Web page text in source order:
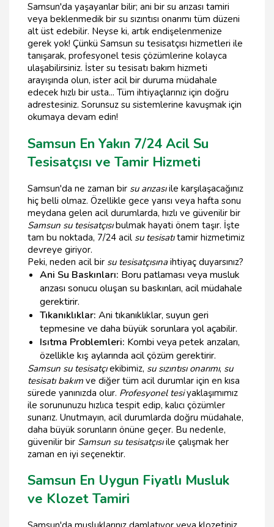
Samsun'da yaşayanlar bilir; ani bir su arızası tamiri
veya beklenmedik bir su sızıntısı onarımı tüm düzeni
alt üst edebilir. Neyse ki, artık endişelenmenize
gerek yok! Çünkü Samsun su tesisatçısı hizmetleri ile
tanışarak, profesyonel tesis çözümlerine kolayca
ulaşabilirsiniz. İster su tesisatı bakım hizmeti
arayışında olun, ister acil bir duruma müdahale
edecek hızlı bir usta... Tüm ihtiyaçlarınız için doğru
adrestesiniz. Sorunsuz su sistemlerine kavuşmak için
okumaya devam edin!
Samsun En Yakın 7/24 Acil Su
Tesisatçısı ve Tamir Hizmeti
Samsun'da ne zaman bir su arızasıile karşılaşacağınız
hiç belli olmaz. Özellikle gece yarısı veya hafta sonu
meydana gelen acil durumlarda, hızlı ve güvenilir bir
Samsun su tesisatçısıbulmak hayati önem taşır. İşte
tam bu noktada, 7/24 acil su tesisatıtamir hizmetimiz
devreye giriyor.
Peki, neden acil bir su tesisatçısınaihtiyaç duyarsınız?
Ani Su Baskınları: Boru patlaması veya musluk
arızası sonucu oluşan su baskınları, acil müdahale
gerektirir.
Tıkanıklıklar: Ani tıkanıklıklar, suyun geri
tepmesine ve daha büyük sorunlara yol açabilir.
Isıtma Problemleri: Kombi veya petek arızaları,
özellikle kış aylarında acil çözüm gerektirir.
Samsun su tesisatçıekibimiz, su sızıntısı onarımı, su
tesisatı bakım ve diğer tüm acil durumlar için en kısa
sürede yanınızda olur. Profesyonel tesiyaklaşımımız
ile sorununuzu hızlıca tespit edip, kalıcı çözümler
sunarız. Unutmayın, acil durumlarda doğru müdahale,
daha büyük sorunların önüne geçer. Bu nedenle,
güvenilir bir Samsun su tesisatçısıile çalışmak her
zaman en iyi seçenektir.
Samsun En Uygun Fiyatlı Musluk
ve Klozet Tamiri